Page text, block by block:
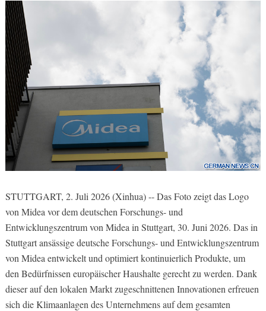
STUTTGART, 2. Juli 2026 (Xinhua) -- Das Foto zeigt das Logo
von Midea vor dem deutschen Forschungs- und
Entwicklungszentrum von Midea in Stuttgart, 30. Juni 2026. Das in
Stuttgart ansässige deutsche Forschungs- und Entwicklungszentrum
von Midea entwickelt und optimiert kontinuierlich Produkte, um
den Bedürfnissen europäischer Haushalte gerecht zu werden. Dank
dieser auf den lokalen Markt zugeschnittenen Innovationen erfreuen
sich die Klimaanlagen des Unternehmens auf dem gesamten